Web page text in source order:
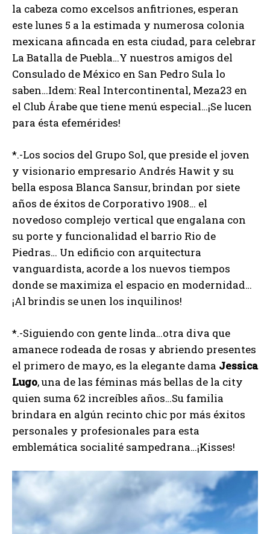
la cabeza como excelsos anfitriones, esperan
este lunes 5 a la estimada y numerosa colonia
mexicana afincada en esta ciudad, para celebrar
La Batalla de Puebla…Y nuestros amigos del
Consulado de México en San Pedro Sula lo
saben…Idem: Real Intercontinental, Meza23 en
el Club Árabe que tiene menú especial…¡Se lucen
para ésta efemérides!
*.-Los socios del Grupo Sol, que preside el joven
y visionario empresario Andrés Hawit y su
bella esposa Blanca Sansur, brindan por siete
años de éxitos de Corporativo 1908… el
novedoso complejo vertical que engalana con
su porte y funcionalidad el barrio Rio de
Piedras… Un edificio con arquitectura
vanguardista, acorde a los nuevos tiempos
donde se maximiza el espacio en modernidad…
¡Al brindis se unen los inquilinos!
*.-Siguiendo con gente linda…otra diva que
amanece rodeada de rosas y abriendo presentes
el primero de mayo, es la elegante dama Jessica
Lugo, una de las féminas más bellas de la city
quien suma 62 increíbles años…Su familia
brindara en algún recinto chic por más éxitos
personales y profesionales para esta
emblemática socialité sampedrana…¡Kisses!